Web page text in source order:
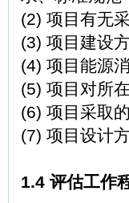
(2) 项目有无
(3) 项目建设
(4) 项目能源
(5) 项目对所
(6) 项目采取
(7) 项目设计
1.4 评估工作